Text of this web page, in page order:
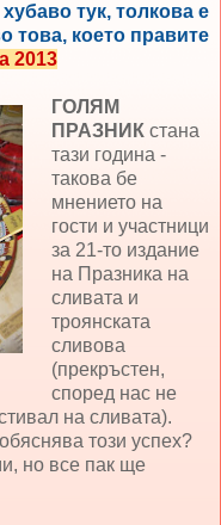
тук, толкова е
това, което правите
2013
ГОЛЯМ
ПРАЗНИК стана
тази година -
такова бе
мнението на
гости и участници
за 21-то издание
на Празника на
сливата и
троянската
сливова
(прекръстен,
според нас не
на сливата).
този успех?
но все пак ще